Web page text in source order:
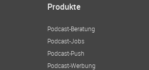
Produkte
Podcast-Beratung
Podcast-Jobs
Podcast-Push
Podcast-Werbung